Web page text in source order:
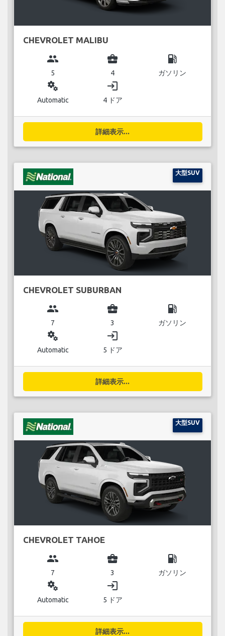
CHEVROLET MALIBU
group
5
business_center
4
local_gas_station
ガソリン
miscellaneous_services
Automatic
login
4 ドア
詳細表示...
大型SUV
CHEVROLET SUBURBAN
group
7
business_center
3
local_gas_station
ガソリン
miscellaneous_services
Automatic
login
5 ドア
詳細表示...
大型SUV
CHEVROLET TAHOE
group
7
business_center
3
local_gas_station
ガソリン
miscellaneous_services
Automatic
login
5 ドア
詳細表示...